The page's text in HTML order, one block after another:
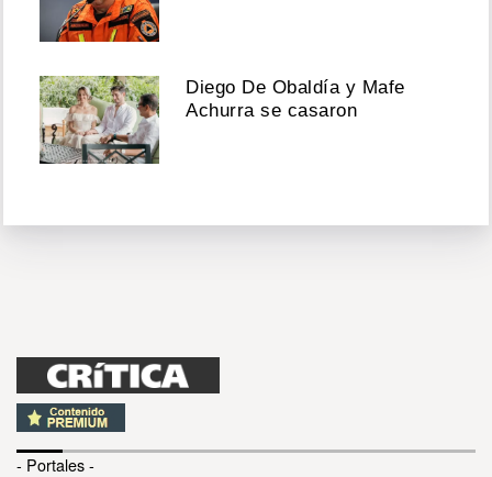
Diego De Obaldía y Mafe
Achurra se casaron
- Portales -